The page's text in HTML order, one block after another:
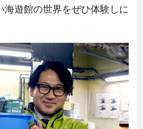
館の世界をぜひ体験しに